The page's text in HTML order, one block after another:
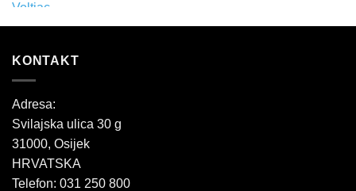
KONTAKT
Adresa:
Svilajska ulica 30 g
31000, Osijek
HRVATSKA
Telefon: 031 250 800